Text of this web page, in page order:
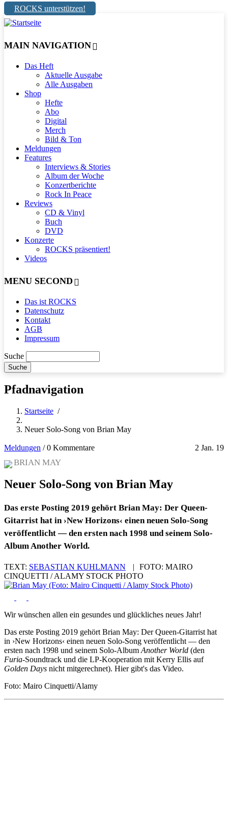
ROCKS unterstützen!
MAIN NAVIGATION
Das Heft
Aktuelle Ausgabe
Alle Ausgaben
Shop
Hefte
Abo
Digital
Merch
Bild & Ton
Meldungen
Features
Interviews & Stories
Album der Woche
Konzertberichte
Rock In Peace
Reviews
CD & Vinyl
Buch
DVD
Konzerte
ROCKS präsentiert!
Videos
MENU SECOND
Das ist ROCKS
Datenschutz
Kontakt
AGB
Impressum
Suche
Pfadnavigation
Startseite /
Neuer Solo-Song von Brian May
Meldungen 2 Jan. 19
/0 Kommentare
BRIAN MAY
Neuer Solo-Song von Brian May
Das erste Posting 2019 gehört Brian May: Der Queen-
Gitarrist hat in ›New Horizons‹ einen neuen Solo-Song
veröffentlicht — den ersten nach 1998 und seinem Solo-
Album Another World.
TEXT: SEBASTIAN KUHLMANN | FOTO: MAIRO
CINQUETTI / ALAMY STOCK PHOTO
Wir wünschen allen ein gesundes und glückliches neues Jahr!
Das erste Posting 2019 gehört Brian May: Der Queen-Gitarrist hat
in ›New Horizons‹ einen neuen Solo-Song veröffentlicht — den
ersten nach 1998 und seinem Solo-Album Another World (den
Furia-Soundtrack und die LP-Kooperation mit Kerry Ellis auf
Golden Days nicht mitgerechnet). Hier gibt's das Video.
Foto: Mairo Cinquetti/Alamy